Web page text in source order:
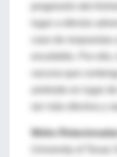
progresión del
lugar a efectos
vacuna que
amiloide en lugar
ser más efectiva y
Webs